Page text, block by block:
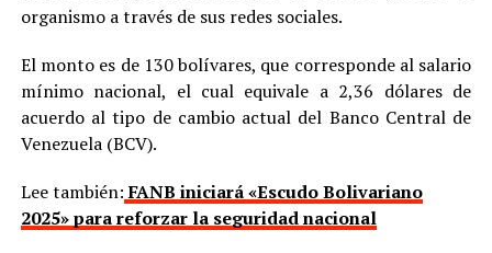
organismo a través de sus redes sociales.
El monto es de 130 bolívares, que corresponde al salario
mínimo nacional, el cual equivale a 2,36 dólares de
acuerdo al tipo de cambio actual del Banco Central de
Venezuela (BCV).
Lee también:FANB iniciará «Escudo Bolivariano
2025» para reforzar la seguridad nacional